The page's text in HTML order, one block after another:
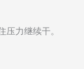
力继续干。